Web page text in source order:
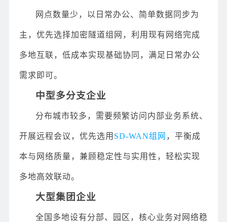
网点数量少，以日常办公、简单数据同步为
主，优先选择加密隧道组网，利用现有网络完成
多地互联，低成本实现基础协同，满足日常办公
需求即可。
中型多分支企业
分布城市较多，需要频繁访问内部业务系统、
开展远程会议，优先选用 SD-WAN组网 ，平衡成
本与网络质量，兼顾稳定性与实用性，轻松实现
多地高效联动。
大型集团企业
全国多地设有分部、园区，核心业务对网络稳